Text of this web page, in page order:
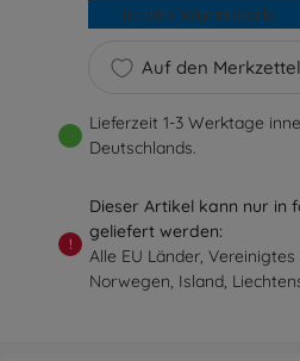
Auf den Merkzettel
In den Warenkorb
Lieferzeit 1-3 Werktage
Deutschlands.
!
Dieser Artikel kann nur in
geliefert werden:
Alle EU Länder,
Norwegen, Island,